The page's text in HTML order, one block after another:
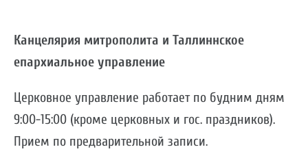
Канцелярия митрополита и Таллиннское
епархиальное управление
Церковное управление работает по будним дням
9:00-15:00 (кроме церковных и гос. праздников).
Прием по предварительной записи.